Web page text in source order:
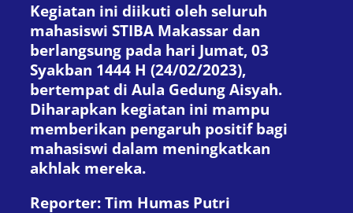
Kegiatan ini diikuti oleh seluruh
mahasiswi STIBA Makassar dan
berlangsung pada hari Jumat, 03
Syakban 1444 H (24/02/2023),
bertempat di Aula Gedung Aisyah.
Diharapkan kegiatan ini mampu
memberikan pengaruh positif bagi
mahasiswi dalam meningkatkan
akhlak mereka.
Reporter: Tim Humas Putri